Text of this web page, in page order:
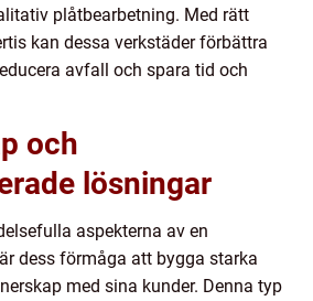
plåtbearbetning. Med rätt
kan dessa verkstäder förbättra
avfall och spara tid och
och
lösningar
aspekterna av en
dess förmåga att bygga starka
med sina kunder. Denna typ